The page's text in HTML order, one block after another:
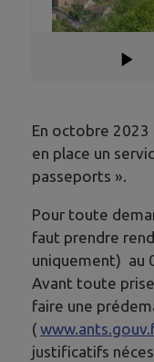
En octobre 2023
en place un
passeports ».
Pour toute
faut prendre
uniquement) au
Avant toute
faire une
(
justificatifs